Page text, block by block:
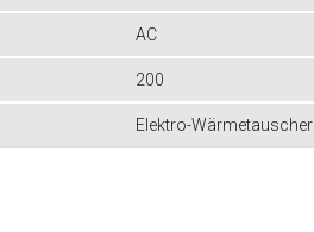
AC
200
Elektro-Wärmetauscher